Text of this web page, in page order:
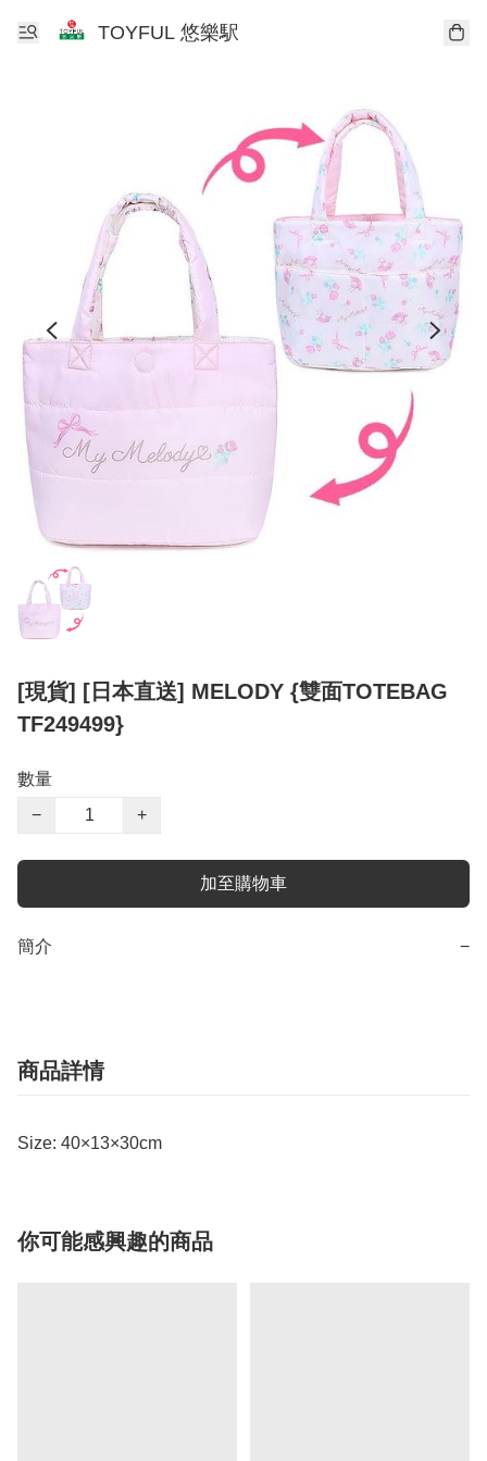
TOYFUL 悠樂駅
[現貨] [日本直送] MELODY {雙面TOTEBAG
TF249499}
數量
−
+
加至購物車
簡介 −
商品詳情
Size: 40×13×30cm
你可能感興趣的商品